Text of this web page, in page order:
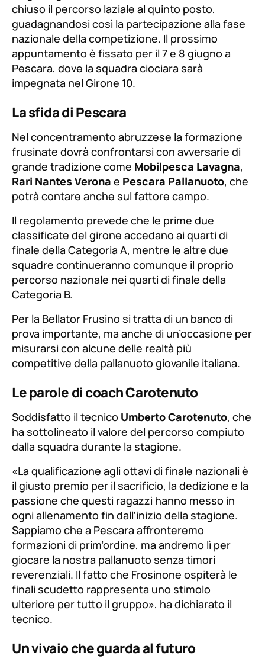
chiuso il percorso laziale al quinto posto,
guadagnandosi così la partecipazione alla fase
nazionale della competizione. Il prossimo
appuntamento è fissato per il 7 e 8 giugno a
Pescara, dove la squadra ciociara sarà
impegnata nel Girone 10.
La sfida di Pescara
Nel concentramento abruzzese la formazione
frusinate dovrà confrontarsi con avversarie di
grande tradizione come Mobilpesca Lavagna,
Rari Nantes Verona e Pescara Pallanuoto, che
potrà contare anche sul fattore campo.
Il regolamento prevede che le prime due
classificate del girone accedano ai quarti di
finale della Categoria A, mentre le altre due
squadre continueranno comunque il proprio
percorso nazionale nei quarti di finale della
Categoria B.
Per la Bellator Frusino si tratta di un banco di
prova importante, ma anche di un’occasione per
misurarsi con alcune delle realtà più
competitive della pallanuoto giovanile italiana.
Le parole di coach Carotenuto
Soddisfatto il tecnico Umberto Carotenuto, che
ha sottolineato il valore del percorso compiuto
dalla squadra durante la stagione.
«La qualificazione agli ottavi di finale nazionali è
il giusto premio per il sacrificio, la dedizione e la
passione che questi ragazzi hanno messo in
ogni allenamento fin dall’inizio della stagione.
Sappiamo che a Pescara affronteremo
formazioni di prim’ordine, ma andremo lì per
giocare la nostra pallanuoto senza timori
reverenziali. Il fatto che Frosinone ospiterà le
finali scudetto rappresenta uno stimolo
ulteriore per tutto il gruppo», ha dichiarato il
tecnico.
Un vivaio che guarda al futuro